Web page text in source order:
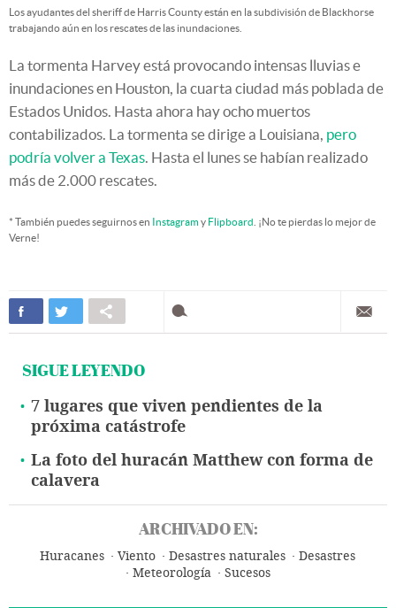
Los ayudantes del sheriff de Harris County están en la subdivisión de Blackhorse
trabajando aún en los rescates de las inundaciones.
La tormenta Harvey está provocando intensas lluvias e
inundaciones en Houston, la cuarta ciudad más poblada de
Estados Unidos. Hasta ahora hay ocho muertos
contabilizados. La tormenta se dirige a Louisiana, pero
podría volver a Texas. Hasta el lunes se habían realizado
más de 2.000 rescates.
* También puedes seguirnos en Instagramy Flipboard . ¡No te pierdas lo mejor de
Verne!
SIGUE LEYENDO
7 lugares que viven pendientes de la
próxima catástrofe
La foto del huracán Matthew con forma de
calavera
ARCHIVADO EN:
Huracanes Viento Desastres naturales
Desastres
Meteorología
Sucesos